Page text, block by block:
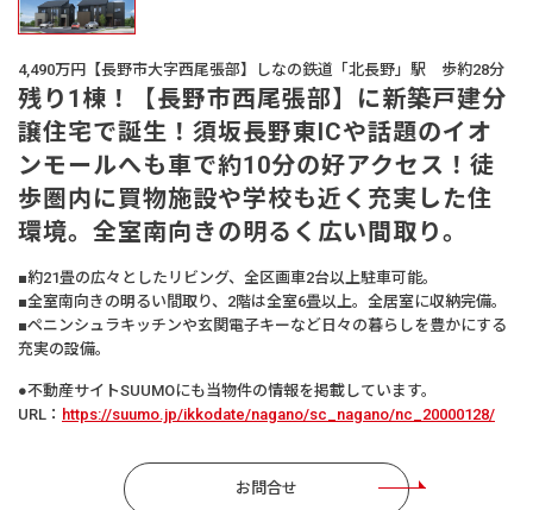
4,490万円【長野市大字西尾張部】しなの鉄道「北長野」駅 歩約28分
残り1棟！【長野市西尾張部】に新築戸建分
譲住宅で誕生！須坂長野東ICや話題のイオ
ンモールへも車で約10分の好アクセス！徒
歩圏内に買物施設や学校も近く充実した住
環境。全室南向きの明るく広い間取り。
■約21畳の広々としたリビング、全区画車2台以上駐車可能。
■全室南向きの明るい間取り、2階は全室6畳以上。全居室に収納完備。
■ペニンシュラキッチンや玄関電子キーなど日々の暮らしを豊かにする
充実の設備。
●不動産サイトSUUMOにも当物件の情報を掲載しています。
URL： https://suumo.jp/ikkodate/nagano/sc_nagano/nc_20000128/
お問合せ